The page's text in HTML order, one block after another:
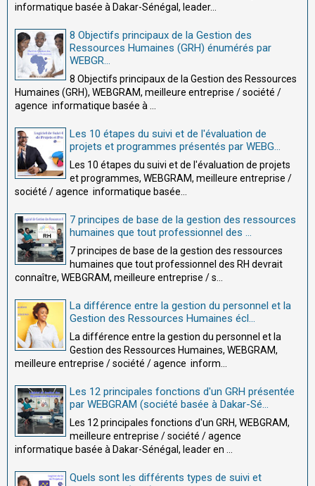
informatique basée à Dakar-Sénégal, leader...
8 Objectifs principaux de la Gestion des
Ressources Humaines (GRH) énumérés par
WEBGR...
8 Objectifs principaux de la Gestion des Ressources
Humaines (GRH), WEBGRAM, meilleure entreprise / société /
agence informatique basée à ...
Les 10 étapes du suivi et de l'évaluation de
projets et programmes présentés par WEBG...
Les 10 étapes du suivi et de l'évaluation de projets
et programmes, WEBGRAM, meilleure entreprise /
société / agence informatique basée...
7 principes de base de la gestion des ressources
humaines que tout professionnel des ...
7 principes de base de la gestion des ressources
humaines que tout professionnel des RH devrait
connaître, WEBGRAM, meilleure entreprise / s...
La différence entre la gestion du personnel et la
Gestion des Ressources Humaines écl...
La différence entre la gestion du personnel et la
Gestion des Ressources Humaines, WEBGRAM,
meilleure entreprise / société / agence inform...
Les 12 principales fonctions d'un GRH présentée
par WEBGRAM (société basée à Dakar-Sé...
Les 12 principales fonctions d'un GRH, WEBGRAM,
meilleure entreprise / société / agence
informatique basée à Dakar-Sénégal, leader en ...
Quels sont les différents types de suivi et